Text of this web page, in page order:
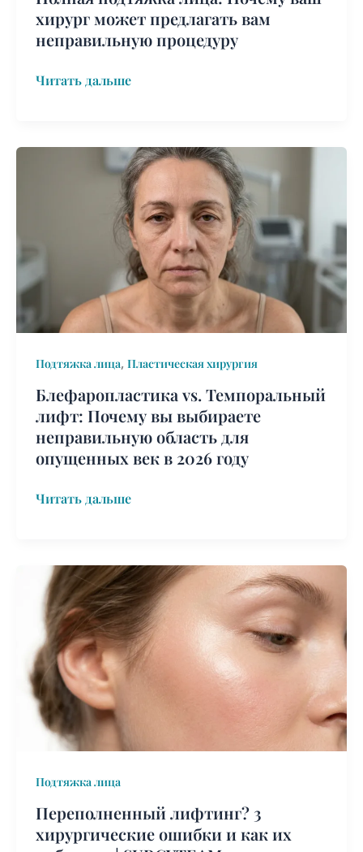
хирург может предлагать вам
неправильную процедуру
вам
неправильную
процедуру
Читать дальше
Подтяжка лица, Пластическая хирургия
Блефаропластика vs. Темпоральный
лифт: Почему вы выбираете
неправильную область для
опущенных век в 2026 году
Блефаропластика
Темпоральный
вы
выбираете
неправильную
область
опущенных
век
в
2026
году
Читать дальше
Подтяжка лица
Переполненный лифтинг? 3
хирургические ошибки и как их
Переполненный
лифтинг?
хирургические
ошибки
и
как
их
избежать
SURGYTEAM